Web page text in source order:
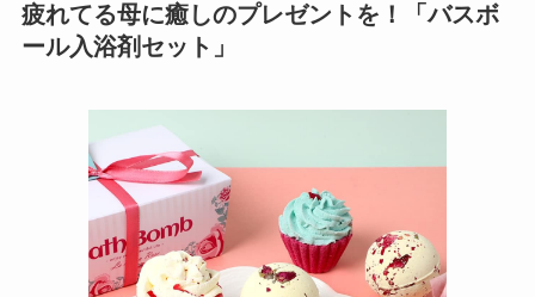
疲れてる母に癒しのプレゼントを！「バスボ
ール入浴剤セット」